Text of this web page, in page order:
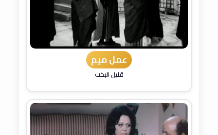
عمل ميم
قليل البخت